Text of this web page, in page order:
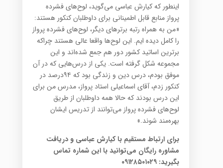
اینطور که کیارش عباسی می‌گوید، لوح‌های فشرده
پرواز منابع قابل اطمینانی برای داوطلبان کنکور هستند:
«من به همراه رتبه برترهای دیگر، لوح‌های فشرده پرواز
را کامل دیده ایم. این لوح‌ها واقعا عالی هستند چراکه
برترین اساتید کشور دور هم جمع شده‌اند و این
مجموعه شکل گرفته است. یکی از درس‌هایی که در آن
موفق بودم، درس دین و زندگی بود که ۹۴درصد در
کنکور زدم، آقای اسماعیلی استاد پرواز، مدرس من برای
این درس بودند که حالا همه داوطلبان از طریق
لوح‌های فشرده پرواز می‌توانند از تدریس ایشان
بهره‌مند شوند.»
برای ارتباط مستقیم با کیارش عباسی و دریافت
مشاوره رایگان می‌توانید با این شماره تماس
بگیرید: ۰۹۱۲۸۵۰۱۰۲۹